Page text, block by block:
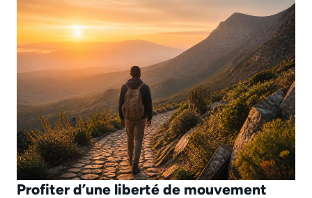
Profiter d’une liberté de mouvement